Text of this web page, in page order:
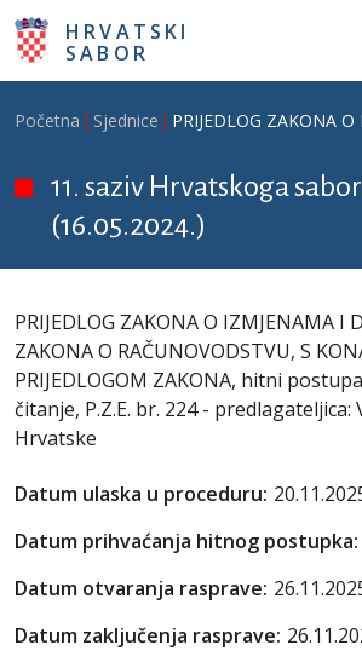
Skoči na glavni sadržaj
HRVATSKI
SABOR
Breadcrumb
Početna Sjednice PRIJEDLOG ZAKONA
11. saziv Hrvatskoga
(16.05.2024.)
PRIJEDLOG ZAKONA O IZMJENAMA I
ZAKONA O RAČUNOVODSTVU, S
PRIJEDLOGOM ZAKONA, hitni
čitanje, P.Z.E. br. 224 - predlagateljica:
Hrvatske
Datum ulaska u proceduru:
Datum prihvaćanja hitnog postupka:
Datum otvaranja rasprave:
Datum zaključenja rasprave: